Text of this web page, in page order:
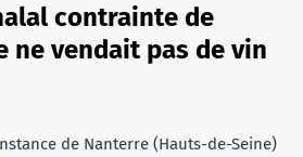
contrainte de
ne vendait pas de vin
de Nanterre (Hauts-de-Seine)